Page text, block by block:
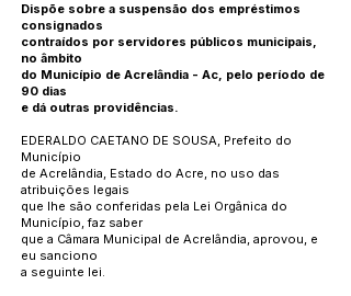
Dispõe sobre a suspensão dos empréstimos
consignados
contraídos por servidores públicos municipais,
no âmbito
do Município de Acrelândia - Ac, pelo período de
90 dias
e dá outras providências.
EDERALDO CAETANO DE SOUSA, Prefeito do
Município
de Acrelândia, Estado do Acre, no uso das
atribuições legais
que lhe são conferidas pela Lei Orgânica do
Município, faz saber
que a Câmara Municipal de Acrelândia, aprovou, e
eu sanciono
a seguinte lei.